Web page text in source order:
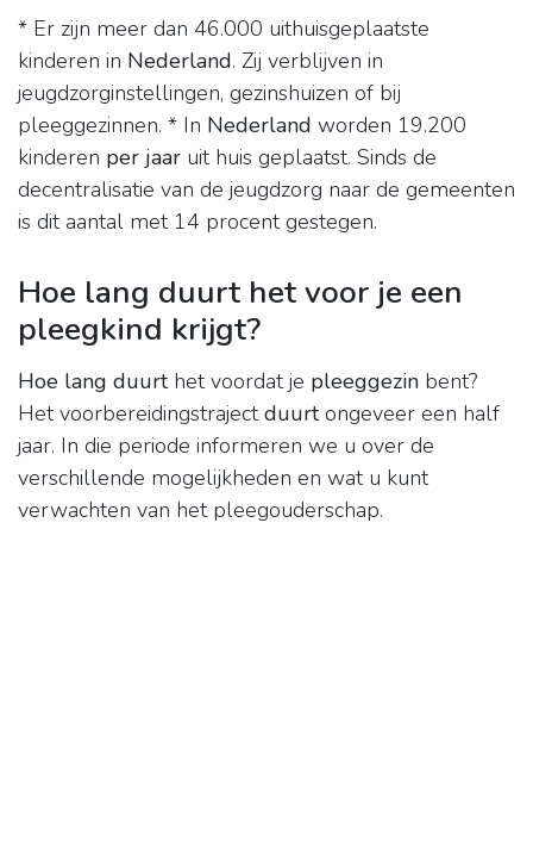
* Er zijn meer dan 46.000 uithuisgeplaatste
kinderen in Nederland. Zij verblijven in
jeugdzorginstellingen, gezinshuizen of bij
pleeggezinnen. * In Nederland worden 19.200
kinderen per jaar uit huis geplaatst. Sinds de
decentralisatie van de jeugdzorg naar de gemeenten
is dit aantal met 14 procent gestegen.
Hoe lang duurt het voor je een
pleegkind krijgt?
Hoe lang duurthet voordat je pleeggezin bent?
Het voorbereidingstrajectduurtongeveer een half
jaar. In die periode informeren we u over de
verschillende mogelijkheden en wat u kunt
verwachten van het pleegouderschap.